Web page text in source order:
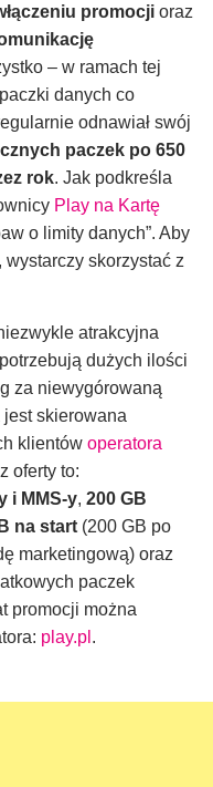
promocji oraz
– w ramach tej
danych co
odnawiał swój
paczek po 650
rok. Jak podkreśla
Play na Kartę
o limity danych”. Aby
skorzystać z
atrakcyjna
dużych ilości
za niewygórowaną
jest skierowana
klientów operatora
oferty to:
i MMS-y, 200 GB
na start (200 GB po
marketingową) oraz
paczek
promocji można
play.pl .